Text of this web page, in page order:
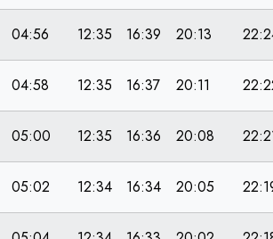
04:56 12:35 16:39 20:13
04:58 12:35 16:37 20:11
05:00 12:35 16:36 20:08
05:02 12:34 16:34 20:05